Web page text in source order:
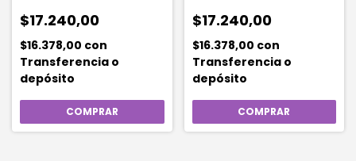
$17.240,00
$16.378,00 con
Transferencia o
depósito
$17.240,00
$16.378,00 con
Transferencia o
depósito